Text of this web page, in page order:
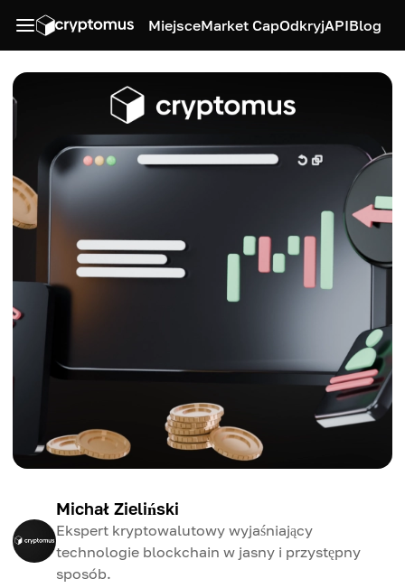
MiejsceMarket CapOdkryjAPIBlog
Michał Zieliński
Ekspert kryptowalutowy wyjaśniający
technologie blockchain w jasny i przystępny
sposób.